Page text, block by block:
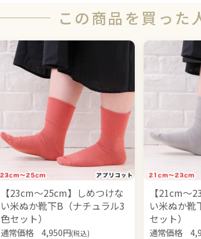
この商品を買った
【23cm～25cm】しめつけな
い米ぬか靴下B（ナチュラル3
色セット）
通常価格4,950円(税込)
【21cm～
い米ぬか靴
セット）
通常価格